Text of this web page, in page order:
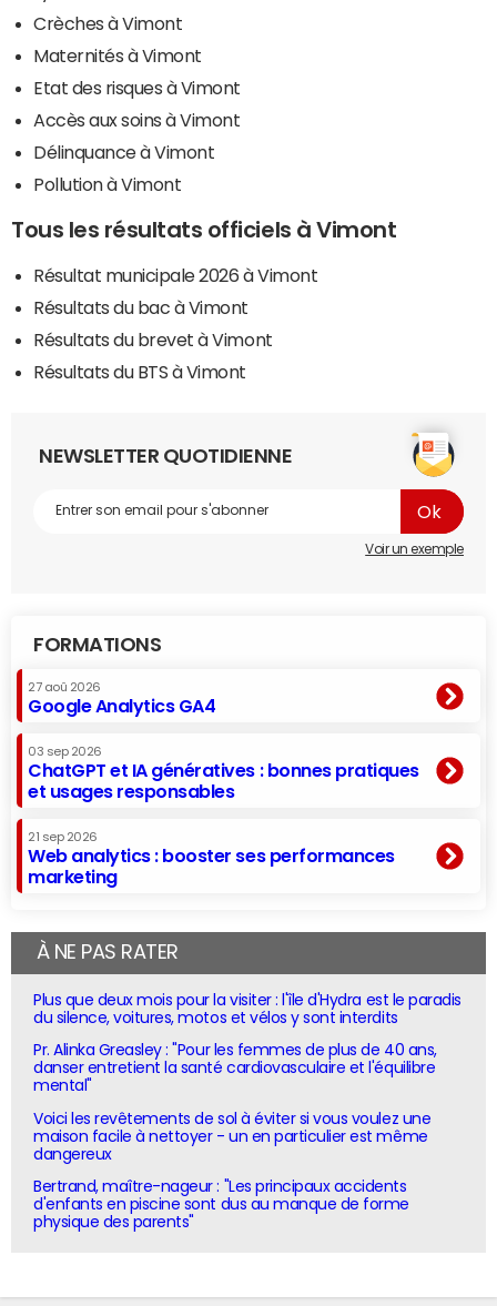
Crèches à Vimont
Maternités à Vimont
Etat des risques à Vimont
Accès aux soins à Vimont
Délinquance à Vimont
Pollution à Vimont
Tous les résultats officiels à Vimont
Résultat municipale 2026 à Vimont
Résultats du bac à Vimont
Résultats du brevet à Vimont
Résultats du BTS à Vimont
NEWSLETTER QUOTIDIENNE
Voir un exemple
FORMATIONS
27 aoû 2026
Google Analytics GA4
03 sep 2026
ChatGPT et IA génératives : bonnes pratiques
et usages responsables
21 sep 2026
Web analytics : booster ses performances
marketing
À NE PAS RATER
Plus que deux mois pour la visiter : l'île d'Hydra est le paradis
du silence, voitures, motos et vélos y sont interdits
Pr. Alinka Greasley : "Pour les femmes de plus de 40 ans,
danser entretient la santé cardiovasculaire et l'équilibre
mental"
Voici les revêtements de sol à éviter si vous voulez une
maison facile à nettoyer - un en particulier est même
dangereux
Bertrand, maître-nageur : "Les principaux accidents
d'enfants en piscine sont dus au manque de forme
physique des parents"